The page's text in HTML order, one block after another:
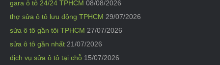
gara ô tô 24/24 TPHCM 08/08/2026
thợ sửa ô tô lưu động TPHCM 29/07/2026
sửa ô tô gần tôi TPHCM 27/07/2026
sửa ô tô gần nhất 21/07/2026
dịch vụ sửa ô tô tại chỗ 15/07/2026